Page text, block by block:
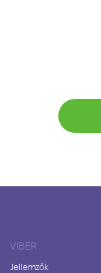
VIBER
Jellemzők